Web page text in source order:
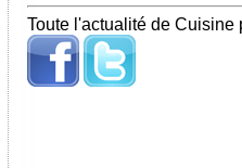
Toute l'actualité de Cuisine